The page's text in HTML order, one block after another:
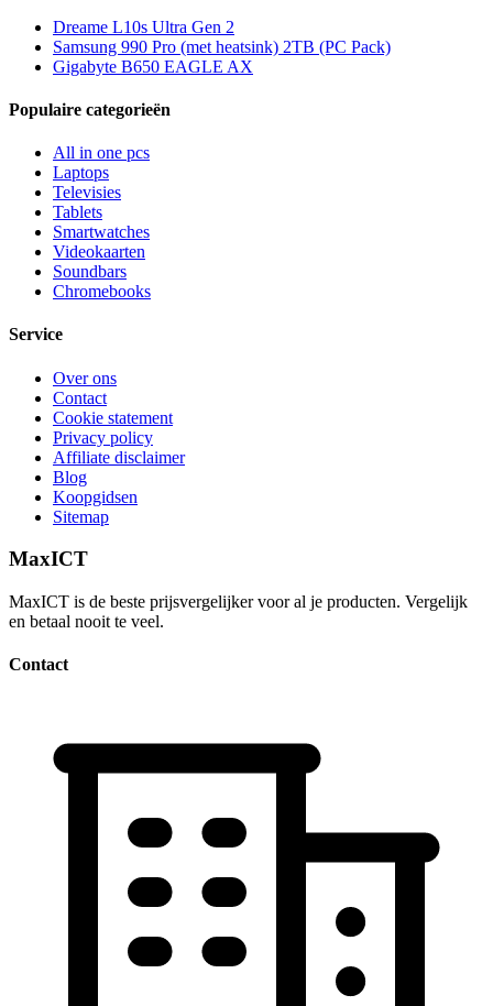
Dreame L10s Ultra Gen 2
Samsung 990 Pro (met heatsink) 2TB (PC Pack)
Gigabyte B650 EAGLE AX
Populaire categorieën
All in one pcs
Laptops
Televisies
Tablets
Smartwatches
Videokaarten
Soundbars
Chromebooks
Service
Over ons
Contact
Cookie statement
Privacy policy
Affiliate disclaimer
Blog
Koopgidsen
Sitemap
MaxICT
MaxICT is de beste prijsvergelijker voor al je producten. Vergelijk
en betaal nooit te veel.
Contact